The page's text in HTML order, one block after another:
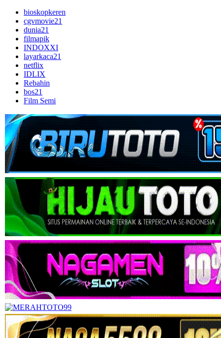
bioskopkeren
cgvmovie21
dunia21
filmapik
INDOXXI
layarkaca21
netflix
IDLIX
Rebahin
bos21
Film Semi